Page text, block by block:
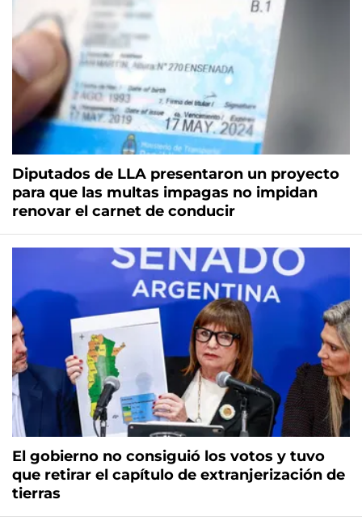
Diputados de LLA presentaron un proyecto
para que las multas impagas no impidan
renovar el carnet de conducir
El gobierno no consiguió los votos y tuvo
que retirar el capítulo de extranjerización de
tierras